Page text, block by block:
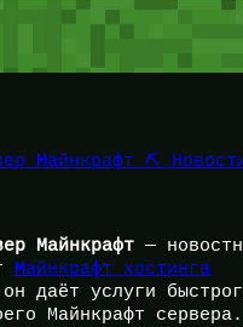
Майнкрафт ⛏️
Майнкрафт —
Майнкрафт хостинга
даёт услуги
Майнкрафт